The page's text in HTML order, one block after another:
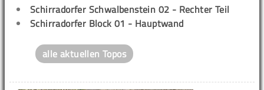
Schirradorfer Schwalbenstein 02 - Rechter Teil
Schirradorfer Block 01 - Hauptwand
alle aktuellen Topos